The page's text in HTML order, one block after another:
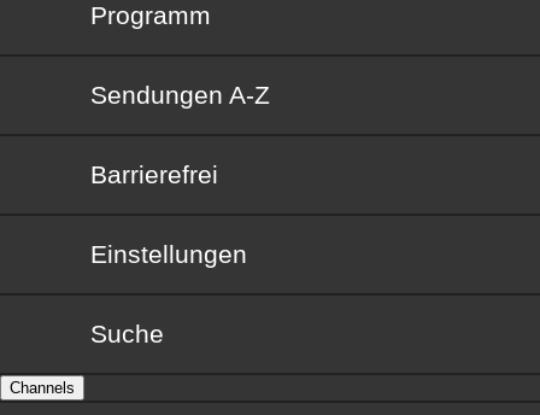
Programm
Sendungen von A bis Z
Sendungen A-Z
Barrierefrei
Barrierefrei
Einstellungen
Suche
Channels